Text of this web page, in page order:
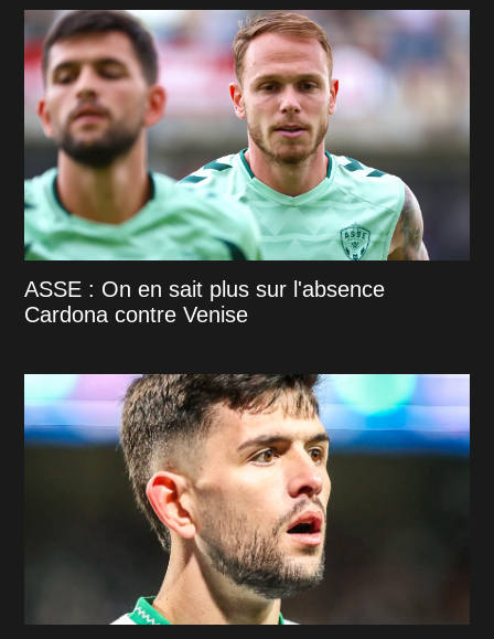
ASSE : On en sait plus sur l'absence
Cardona contre Venise